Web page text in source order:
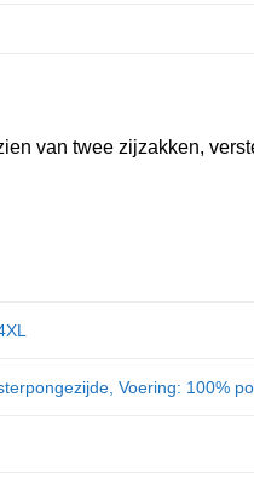
van twee zijzakken,
Voering: 100%